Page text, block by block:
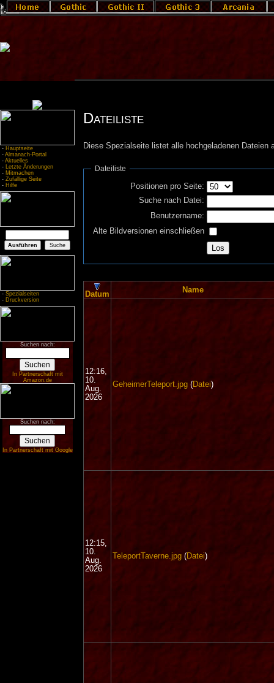
- Hauptseite
- Almanach-Portal
- Aktuelles
- Letzte Änderungen
- Mitmachen
- Zufällige Seite
- Hilfe
- Spezialseiten
- Druckversion
Suchen nach:
In Partnerschaft mit
Amazon.de
Suchen nach:
In Partnerschaft mit Google
Dateiliste
Diese Spezialseite listet alle hochgeladenen Dateien
Dateiliste
Positionen pro Seite:
Suche nach Datei:
Benutzername:
Alte Bildversionen einschließen
Datum Name
12:16,
10.
Aug.
2026
GeheimerTeleport.jpg(Datei)
12:15,
10.
Aug.
2026
TeleportTaverne.jpg(Datei)